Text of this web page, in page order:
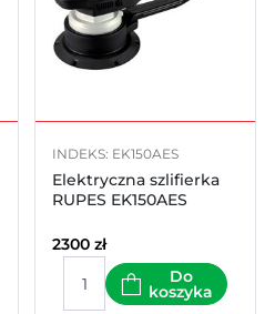
INDEKS: EK150AES
Elektryczna szlifierka
RUPES EK150AES
2300 zł
Do
koszyka